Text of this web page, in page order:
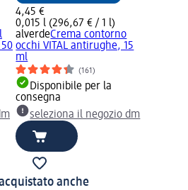
4,45 €
0,015 l (296,67 € / 1 l)
alverdeCrema contorno
occhi VITAL antirughe, 15
ml
(161)
Disponibile per la
consegna
seleziona il negozio dm
anche